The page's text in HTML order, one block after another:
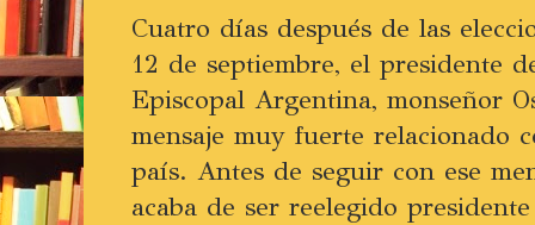
Cuatro días después de las
12 de septiembre, el presidente
Episcopal Argentina, monseñor
mensaje muy fuerte relacionado
país. Antes de seguir con ese
acaba de ser reelegido